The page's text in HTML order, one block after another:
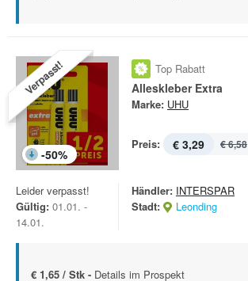
Verpasst!
-50%
Top Rabatt
Alleskleber Extra
Marke: UHU
Preis: € 3,29 € 6,58
Leider verpasst!
Gültig: 01.01. -
14.01.
Händler: INTERSPAR
Stadt:
Leonding
€ 1,65 / Stk - Details im Prospekt